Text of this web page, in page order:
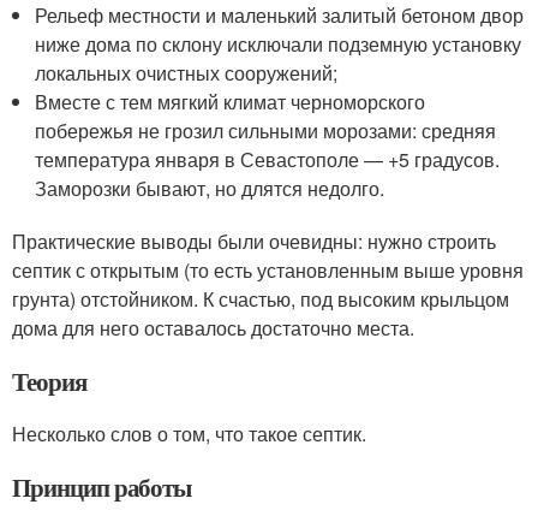
Рельеф местности и маленький залитый бетоном двор
ниже дома по склону исключали подземную установку
локальных очистных сооружений;
Вместе с тем мягкий климат черноморского
побережья не грозил сильными морозами: средняя
температура января в Севастополе — +5 градусов.
Заморозки бывают, но длятся недолго.
Практические выводы были очевидны: нужно строить
септик с открытым (то есть установленным выше уровня
грунта) отстойником. К счастью, под высоким крыльцом
дома для него оставалось достаточно места.
Теория
Несколько слов о том, что такое септик.
Принцип работы